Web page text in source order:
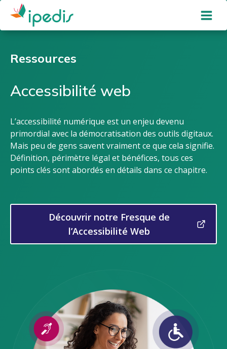
Aller
contenu
Ressources
Accessibilité web
L’accessibilité numérique est un enjeu devenu
primordial avec la démocratisation des outils digitaux.
Mais peu de gens savent vraiment ce que cela signifie.
Définition, périmètre légal et bénéfices, tous ces
points clés sont abordés en détails dans ce chapitre.
Découvrir notre Fresque de
l’Accessibilité Web